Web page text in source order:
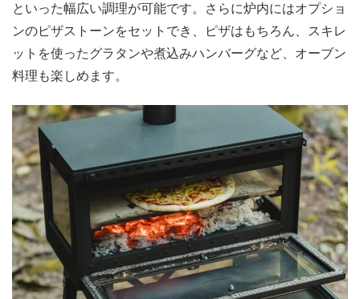
といった幅広い調理が可能です。さらに炉内にはオプショ
ンのピザストーンをセットでき、ピザはもちろん、スキレ
ットを使ったグラタンや煮込みハンバーグなど、オーブン
料理も楽しめます。